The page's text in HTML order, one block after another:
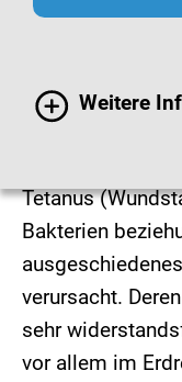
Weitere
© Syda Productions
Tetanus
Bakterien
verursacht.
sehr
vor allem im